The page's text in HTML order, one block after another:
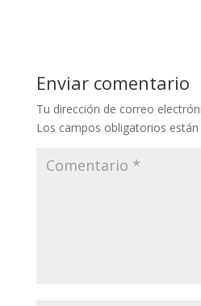
Enviar comentario
Tu dirección de correo
Los campos obligatorios